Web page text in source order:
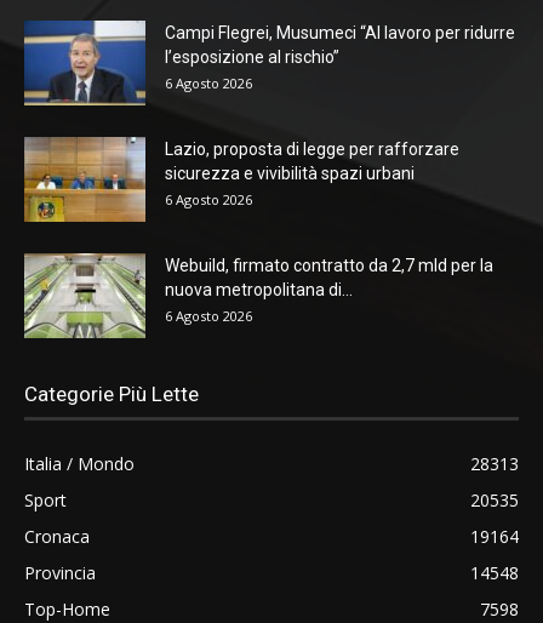
Campi Flegrei, Musumeci “Al lavoro per ridurre
l’esposizione al rischio”
6 Agosto 2026
Lazio, proposta di legge per rafforzare
sicurezza e vivibilità spazi urbani
6 Agosto 2026
Webuild, firmato contratto da 2,7 mld per la
nuova metropolitana di...
6 Agosto 2026
Categorie Più Lette
Italia / Mondo
28313
Sport
20535
Cronaca
19164
Provincia
14548
Top-Home
7598